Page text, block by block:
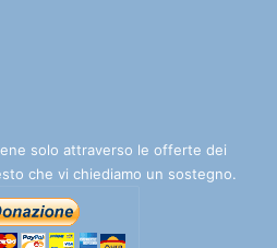
solo attraverso le offerte dei
che vi chiediamo un sostegno.